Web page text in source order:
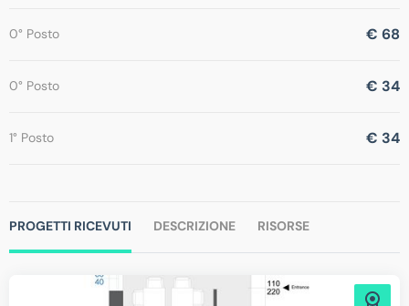
0° Posto € 68
0° Posto € 34
1° Posto € 34
PROGETTI RICEVUTI DESCRIZIONE RISORSE